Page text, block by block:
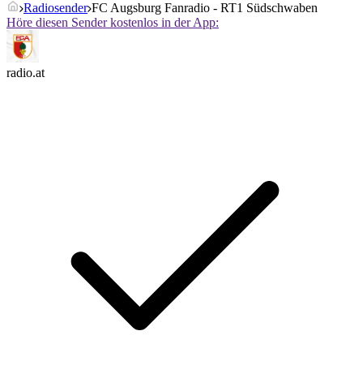
Radiosender FC Augsburg Fanradio - RT1 Südschwaben
Höre diesen Sender kostenlos in der App:
radio.at